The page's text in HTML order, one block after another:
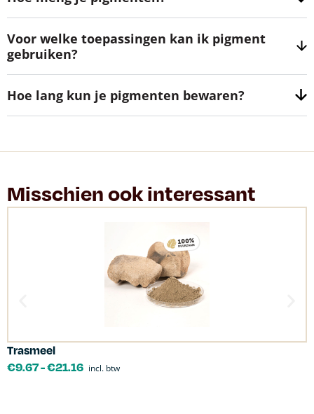
Voor welke toepassingen kan ik pigment
gebruiken?
Hoe lang kun je pigmenten bewaren?
Misschien ook interessant
Trasmeel
€9.67-€21.16 incl. btw